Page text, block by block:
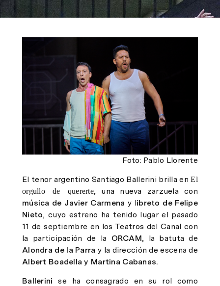
Foto: Pablo Llorente
El tenor argentino Santiago Ballerini brilla enEl
orgullo de quererte, una nueva zarzuela con
música de Javier Carmena y libreto de Felipe
Nieto, cuyo estreno ha tenido lugar el pasado
11 de septiembre en los Teatros del Canal con
la participación de la ORCAM, la batuta de
Alondra de la Parra y la dirección de escena de
Albert Boadella y Martina Cabanas.
Ballerini se ha consagrado en su rol como